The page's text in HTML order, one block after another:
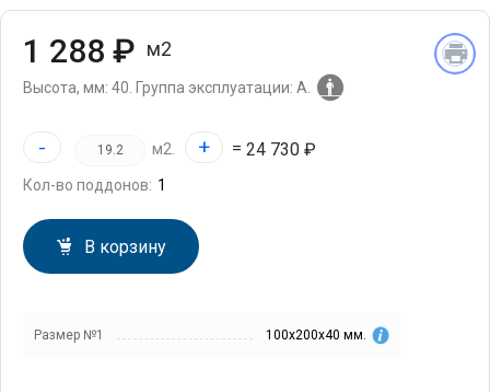
1 288 ₽ м2
Высота, мм: 40. Группа эксплуатации: А.
- м2. + = 24 730 ₽
Кол-во поддонов:
В корзину
Размер №1 100х200х40 мм.